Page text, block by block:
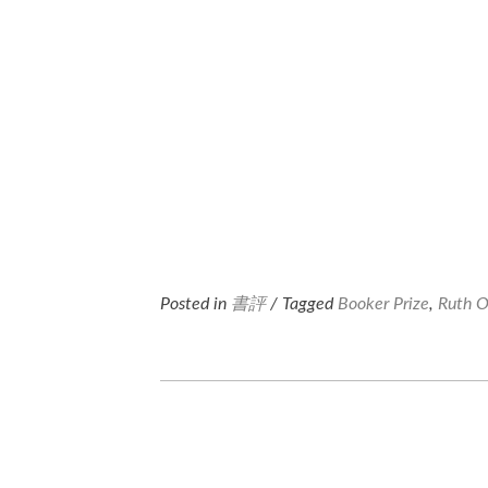
Posted in 書評 / Tagged Booker Prize, Ruth